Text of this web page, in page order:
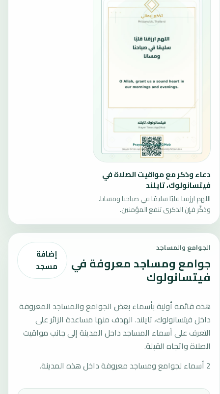
دعاء وذكر مع مواقيت الصلاة في
فيتسانولوك، تايلند
اللهم ارزقنا قلبًا سليمًا في صباحنا ومسانا.
وذكّر فإن الذكرى تنفع المؤمنين.
الجوامع والمساجد
جوامع ومساجد معروفة في
فيتسانولوك
إضافة
مسجد
هذه قائمة أولية بأسماء بعض الجوامع والمساجد المعروفة
داخل فيتسانولوك، تايلند. الهدف منها مساعدة الزائر على
التعرف على أسماء المساجد داخل المدينة إلى جانب مواقيت
الصلاة واتجاه القبلة.
2 أسماء لجوامع ومساجد معروفة داخل هذه المدينة.